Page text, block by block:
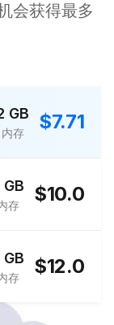
会获得最多
GB
内存 $7.71
GB
存 $10.0
GB
存 $12.0